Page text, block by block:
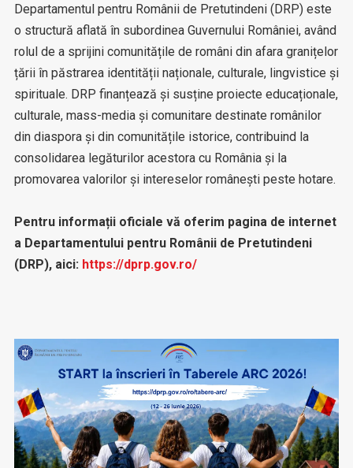
Departamentul pentru Românii de Pretutindeni (DRP) este
o structură aflată în subordinea Guvernului României, având
rolul de a sprijini comunitățile de români din afara granițelor
țării în păstrarea identității naționale, culturale, lingvistice și
spirituale. DRP finanțează și susține proiecte educaționale,
culturale, mass-media și comunitare destinate românilor
din diaspora și din comunitățile istorice, contribuind la
consolidarea legăturilor acestora cu România și la
promovarea valorilor și intereselor românești peste hotare.
Pentru informații oficiale vă oferim pagina de internet
a Departamentului pentru Românii de Pretutindeni
(DRP), aici: https://dprp.gov.ro/